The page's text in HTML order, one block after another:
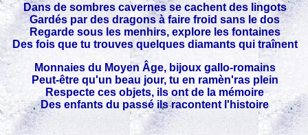
Dans de sombres cavernes se cachent des lingots
Gardés par des dragons à faire froid sans le dos
Regarde sous les menhirs, explore les fontaines
Des fois que tu trouves quelques diamants qui traînent
Monnaies du Moyen Âge, bijoux gallo-romains
Peut-être qu'un beau jour, tu en ramèn'ras plein
Respecte ces objets, ils ont de la mémoire
Des enfants du passé ils racontent l'histoire